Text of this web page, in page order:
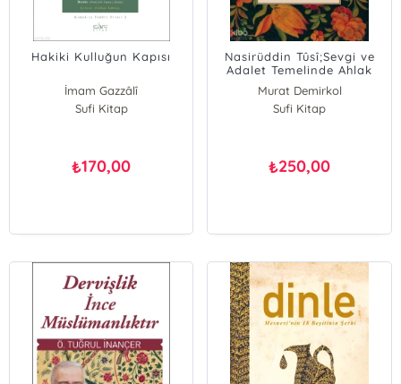
Hakiki Kulluğun Kapısı
İmam Gazzâlî
Sufi Kitap
₺170,00
Nasirüddin Tûsî;Sevgi ve
Adalet Temelinde Ahlak
Murat Demirkol
Sufi Kitap
₺250,00